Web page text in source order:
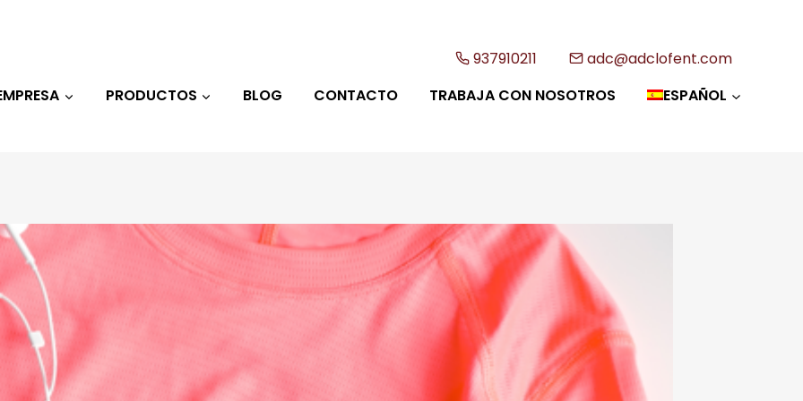
937910211
adc@adclofent.com
PRODUCTOS BLOG CONTACTO TRABAJA CON NOSOTROS ESPAÑOL